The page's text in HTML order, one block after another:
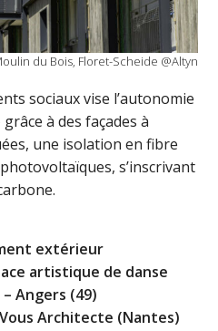
du Bois, Floret-Scheide @Altyn
sociaux vise l’autonomie
à des façades à
une isolation en fibre
s’inscrivant
extérieur
artistique de danse
Angers (49)
Architecte (Nantes)